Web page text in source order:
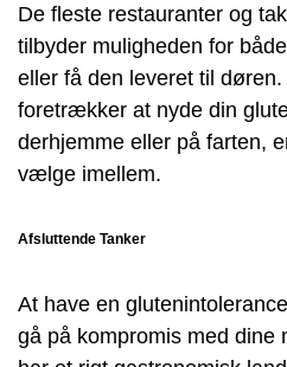
De fleste restauranter og
tilbyder muligheden for
eller få den leveret til
foretrækker at nyde din
derhjemme eller på farten,
vælge imellem.
Afsluttende Tanker
At have en
gå på kompromis med dine